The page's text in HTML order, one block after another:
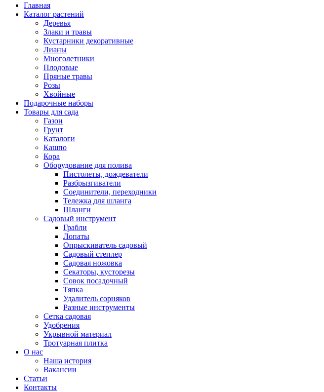
Главная
Каталог растений
Деревья
Злаки и травы
Кустарники декоративные
Лианы
Многолетники
Плодовые
Пряные травы
Розы
Хвойные
Подарочные наборы
Товары для сада
Газон
Грунт
Каталоги
Кашпо
Кора
Оборудование для полива
Пистолеты, дождеватели
Разбрызгиватели
Соединители, переходники
Тележка для шланга
Шланги
Садовый инструмент
Грабли
Лопаты
Опрыскиватель садовый
Садовый степлер
Садовая ножовка
Секаторы, кусторезы
Совок посадочный
Тяпка
Удалитель сорняков
Разные инструменты
Сетка садовая
Удобрения
Укрывной материал
Тротуарная плитка
О нас
Наша история
Вакансии
Статьи
Контакты